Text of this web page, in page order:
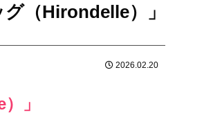
（Hirondelle）」
2026.02.20
」